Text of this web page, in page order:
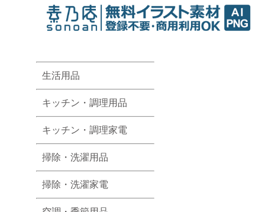
生活用品
キッチン・調理用品
キッチン・調理家電
掃除・洗濯用品
掃除・洗濯家電